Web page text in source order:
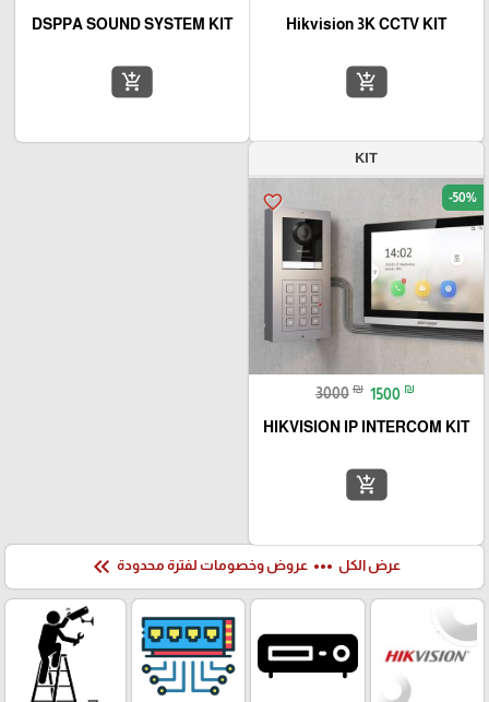
Hikvision 3K CCTV KIT
add_shopping_cart
DSPPA SOUND SYSTEM KIT
add_shopping_cart
KIT
favorite_border -50%
3000 ₪ 1500 ₪
HIKVISION IP INTERCOM KIT
add_shopping_cart
عرض الكل more_horiz عروض وخصومات لفترة محدودة keyboard_double_arrow_left